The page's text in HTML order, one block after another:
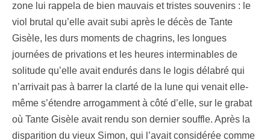
zone lui rappela de bien mauvais et tristes souvenirs : le
viol brutal qu’elle avait subi après le décès de Tante
Gisèle, les durs moments de chagrins, les longues
journées de privations et les heures interminables de
solitude qu’elle avait endurés dans le logis délabré qui
n’arrivait pas à barrer la clarté de la lune qui venait elle-
même s’étendre arrogamment à côté d’elle, sur le grabat
où Tante Gisèle avait rendu son dernier souffle. Après la
disparition du vieux Simon, qui l’avait considérée comme